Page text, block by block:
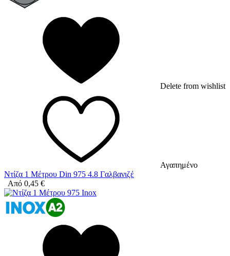
Delete from wishlist
Αγαπημένο
Ντίζα 1 Μέτρου Din 975 4.8 Γαλβανιζέ
Από 0,45 €